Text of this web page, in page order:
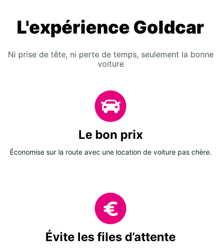
L'expérience Goldcar
Ni prise de tête, ni perte de temps, seulement la bonne
voiture
Le bon prix
Économise sur la route avec une location de voiture pas chère.
Évite les files d’attente